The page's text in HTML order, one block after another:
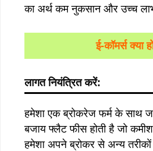
का अर्थ कम नुकसान और उच्च लाभ
ई-कॉमर्स क्या
लागत नियंत्रित करें:
हमेशा एक ब्रोकरेज फर्म के साथ
बजाय फ्लैट फीस होती है जो
हमेशा अपने ब्रोकर से अन्य